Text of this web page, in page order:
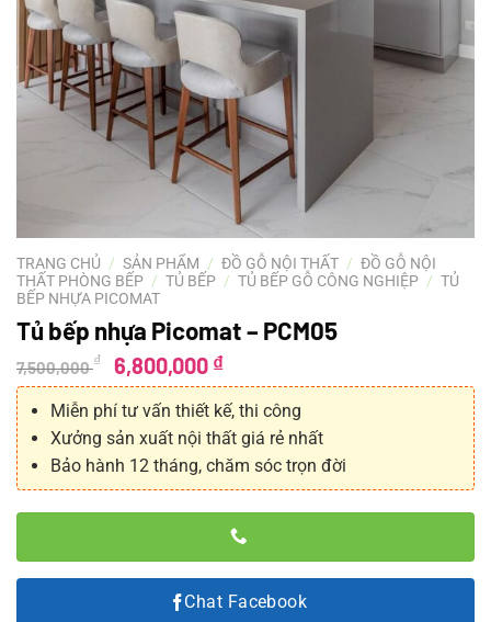
TRANG CHỦ / SẢN PHẨM / ĐỒ GỖ NỘI THẤT / ĐỒ GỖ NỘI
THẤT PHÒNG BẾP / TỦ BẾP / TỦ BẾP GỖ CÔNG NGHIỆP / TỦ
BẾP NHỰA PICOMAT
Tủ bếp nhựa Picomat – PCM05
7,500,000₫
Giá
gốc
là:
7,500,000 ₫.
6,800,000 ₫Giá
hiện
tại
là:
6,800,000 ₫.
Miễn phí tư vấn thiết kế, thi công
Xưởng sản xuất nội thất giá rẻ nhất
Bảo hành 12 tháng, chăm sóc trọn đời
Chat Facebook